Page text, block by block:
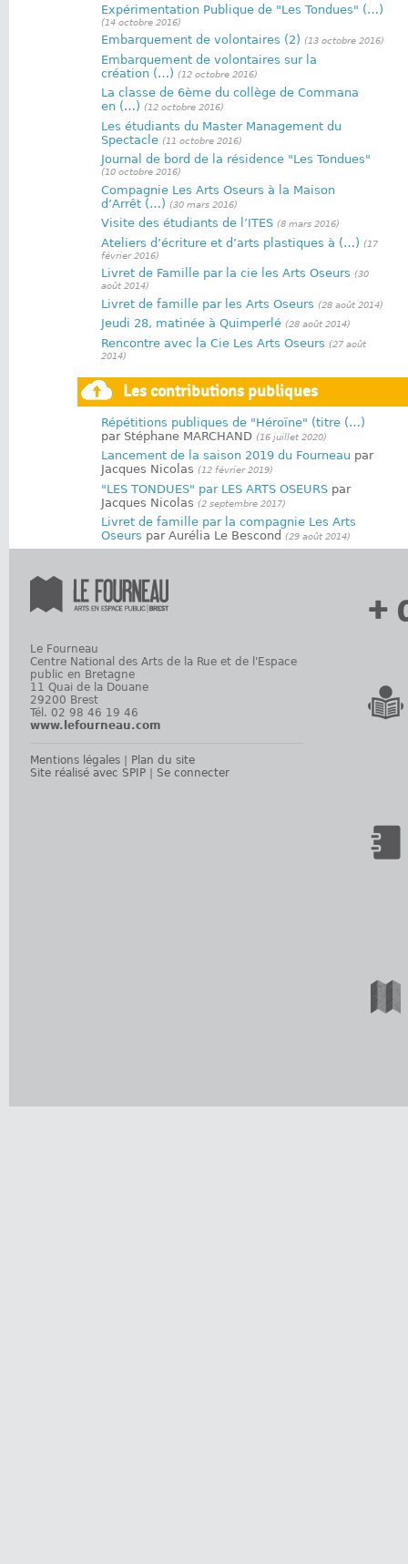
Expérimentation Publique de "Les Tondues" (…)
(14 octobre 2016)
Embarquement de volontaires (2) (13 octobre 2016)
Embarquement de volontaires sur la
création (…) (12 octobre 2016)
La classe de 6ème du collège de Commana
en (…) (12 octobre 2016)
Les étudiants du Master Management du
Spectacle (11 octobre 2016)
Journal de bord de la résidence "Les Tondues"
(10 octobre 2016)
Compagnie Les Arts Oseurs à la Maison
d’Arrêt (…) (30 mars 2016)
Visite des étudiants de l’ITES (8 mars 2016)
Ateliers d’écriture et d’arts plastiques à (…) (17
février 2016)
Livret de Famille par la cie les Arts Oseurs (30
août 2014)
Livret de famille par les Arts Oseurs (28 août 2014)
Jeudi 28, matinée à Quimperlé (28 août 2014)
Rencontre avec la Cie Les Arts Oseurs (27 août
2014)
Les contributions publiques
Répétitions publiques de "Héroïne" (titre (…)
par Stéphane MARCHAND (16 juillet 2020)
Lancement de la saison 2019 du Fourneau par
Jacques Nicolas (12 février 2019)
"LES TONDUES" par LES ARTS OSEURS par
Jacques Nicolas (2 septembre 2017)
Livret de famille par la compagnie Les Arts
Oseurs par Aurélia Le Bescond (29 août 2014)
Le Fourneau
Centre National des Arts de la Rue et de l'Espace
public en Bretagne
11 Quai de la Douane
29200 Brest
Tél. 02 98 46 19 46
www.lefourneau.com
Mentions légales
Plan du site
Site réalisé avec SPIP
Se connecter
+